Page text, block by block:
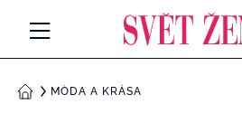
DOMŮMÓDA A KRÁSA